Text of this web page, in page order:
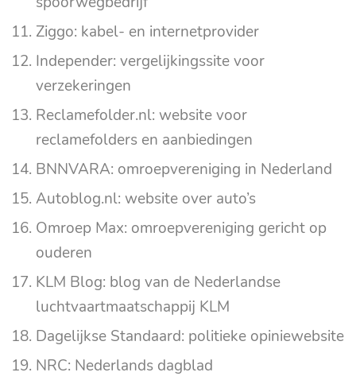
Ziggo: kabel- en internetprovider
Independer: vergelijkingssite voor
verzekeringen
Reclamefolder.nl: website voor
reclamefolders en aanbiedingen
BNNVARA: omroepvereniging in Nederland
Autoblog.nl: website over auto’s
Omroep Max: omroepvereniging gericht op
ouderen
KLM Blog: blog van de Nederlandse
luchtvaartmaatschappij KLM
Dagelijkse Standaard: politieke opiniewebsite
NRC: Nederlands dagblad